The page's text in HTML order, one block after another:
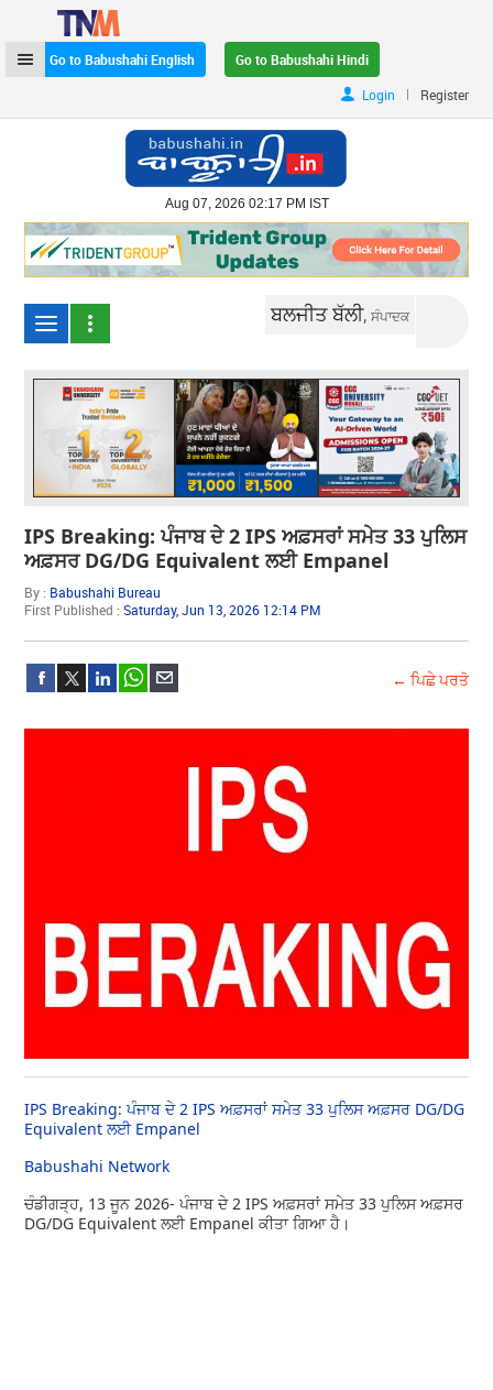
Go to Babushahi English
Go to Babushahi Hindi
Login
| Register
Aug 07, 2026 02:17 PM IST
ਬਲਜੀਤ ਬੱਲੀ,ਸੰਪਾਦਕ
IPS Breaking: ਪੰਜਾਬ ਦੇ 2 IPS ਅਫ਼ਸਰਾਂ ਸਮੇਤ 33 ਪੁਲਿਸ
ਅਫ਼ਸਰ DG/DG Equivalent ਲਈ Empanel
By : Babushahi Bureau
First Published :Saturday, Jun 13, 2026 12:14 PM
← ਪਿਛੇ ਪਰਤੋ
IPS Breaking: ਪੰਜਾਬ ਦੇ 2 IPS ਅਫ਼ਸਰਾਂ ਸਮੇਤ 33 ਪੁਲਿਸ ਅਫ਼ਸਰ DG/DG
Equivalent ਲਈ Empanel
Babushahi Network
ਚੰਡੀਗੜ੍ਹ, 13 ਜੂਨ 2026- ਪੰਜਾਬ ਦੇ 2 IPS ਅਫ਼ਸਰਾਂ ਸਮੇਤ 33 ਪੁਲਿਸ ਅਫ਼ਸਰ
DG/DG Equivalent ਲਈ Empanel ਕੀਤਾ ਗਿਆ ਹੈ।